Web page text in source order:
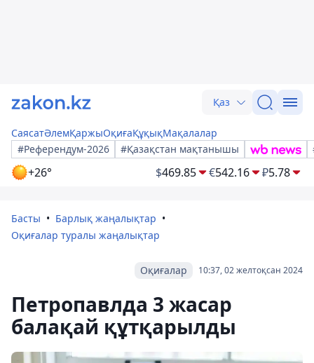
Қаз
СаясатӘлемҚаржыОқиғаҚұқықМақалалар
#Референдум-2026
#Қазақстан мақтанышы
+26° $469.85 €542.16 ₽5.78
Басты
Барлық жаңалықтар
Оқиғалар туралы жаңалықтар
10:37, 02 желтоқсан 2024
Оқиғалар
Петропавлда 3 жасар
балақай құтқарылды